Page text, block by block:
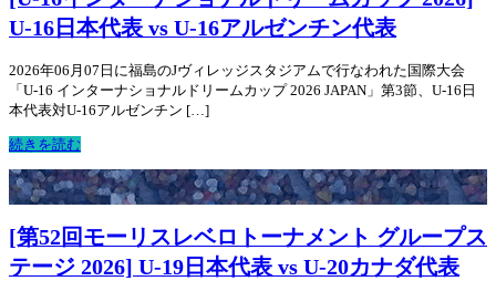
U-16日本代表 vs U-16アルゼンチン代表
2026年06月07日に福島のJヴィレッジスタジアムで行なわれた国際大会
「U-16 インターナショナルドリームカップ 2026 JAPAN」第3節、U-16日
本代表対U-16アルゼンチン […]
続きを読む
[第52回モーリスレベロトーナメント グループス
テージ 2026] U-19日本代表 vs U-20カナダ代表